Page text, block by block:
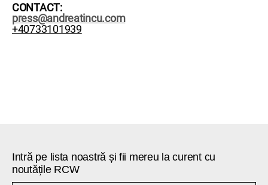
CONTACT:
press@andreatincu.com
+40733101939
Intră pe lista noastră și fii mereu la curent cu
noutățile RCW